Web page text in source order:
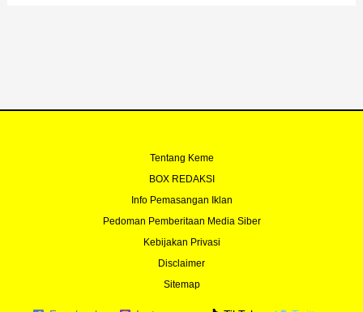
Tentang Keme
BOX REDAKSI
Info Pemasangan Iklan
Pedoman Pemberitaan Media Siber
Kebijakan Privasi
Disclaimer
Sitemap